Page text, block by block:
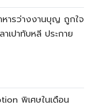
ารว่างงานบุญ ถูกใจ
เปาทับหลี ประกาย
พิเศษในเดือน